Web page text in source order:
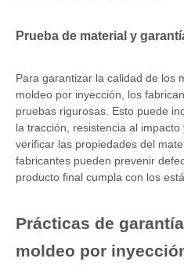
Prueba de material y
Para garantizar la calidad de los
moldeo por inyección, los
pruebas rigurosas. Esto puede
la tracción, resistencia al
verificar las propiedades del
fabricantes pueden prevenir
producto final cumpla con los
Prácticas de
moldeo por